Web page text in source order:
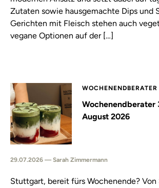
Zutaten sowie hausgemachte Dips und
Gerichten mit Fleisch stehen auch
vegane Optionen auf der […]
WOCHENENDBERATER
Wochenendberater
August 2026
29.07.2026 — Sarah Zimmermann
Stuttgart, bereit fürs Wochenende?